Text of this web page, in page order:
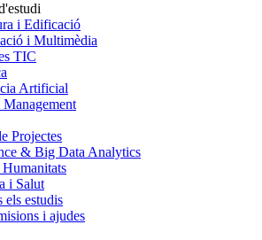
i Edificació
i Multimèdia
TIC
Artificial
Projectes
& Big Data Analytics
i Salut
els estudis
i ajudes